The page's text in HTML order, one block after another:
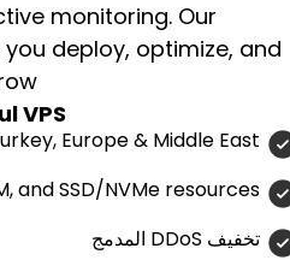
monitoring. Our
deploy, optimize, and
VPS
Europe & Middle East
and SSD/NVMe resources
تخفيف DDoS المدمج